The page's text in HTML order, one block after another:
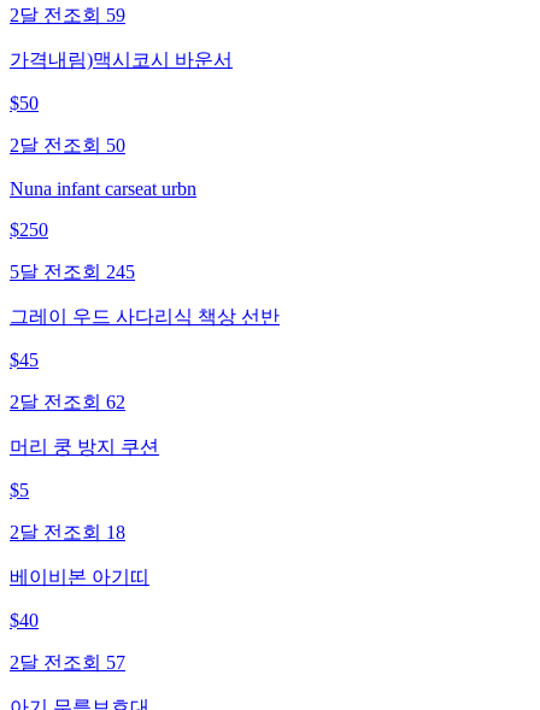
2달 전 조회 59
가격내림)맥시코시 바운서
$50
2달 전 조회 50
Nuna infant carseat urbn
$250
5달 전 조회 245
그레이 우드 사다리식 책상 선반
$45
2달 전 조회 62
머리 쿵 방지 쿠션
$5
2달 전 조회 18
베이비본 아기띠
$40
2달 전 조회 57